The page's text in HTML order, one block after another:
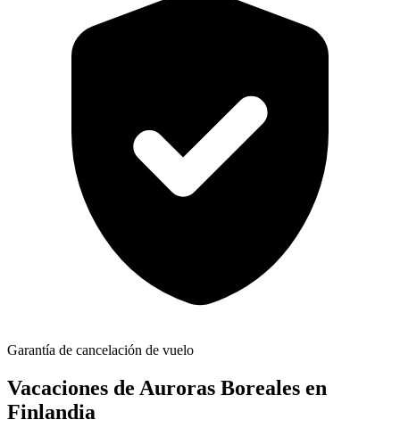
Garantía de cancelación de vuelo
Vacaciones de Auroras Boreales en
Finlandia